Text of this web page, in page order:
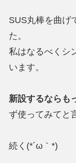
SUS丸棒を曲げ
た。
私はなるべくシ
います。
新設するならも
ず使ってみてと
続く(*´ω｀*)